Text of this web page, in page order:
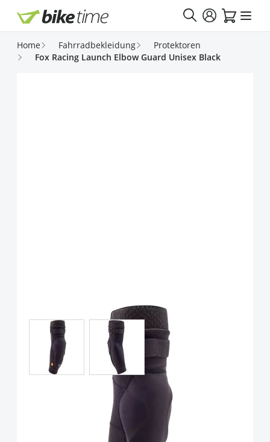
Direkt zum Inhalt
Home Fahrradbekleidung
Protektoren
Fox Racing Launch Elbow Guard Unisex Black
Fox Racing Launch Elbow
Guard Unisex Black
View larger imageView larger image